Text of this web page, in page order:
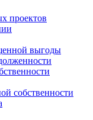
проектов
выгоды
собственности